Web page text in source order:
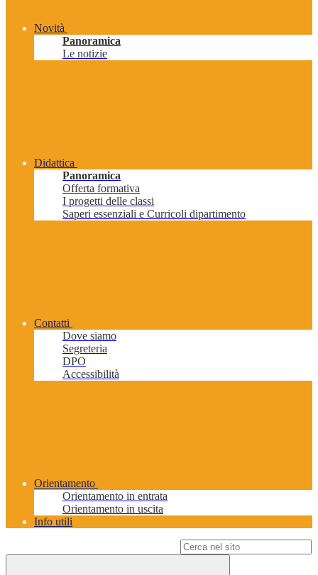
Novità
Panoramica
Le notizie
Didattica
Panoramica
Offerta formativa
I progetti delle classi
Saperi essenziali e Curricoli dipartimento
Contatti
Dove siamo
Segreteria
DPO
Accessibilità
Orientamento
Orientamento in entrata
Orientamento in uscita
Info utili